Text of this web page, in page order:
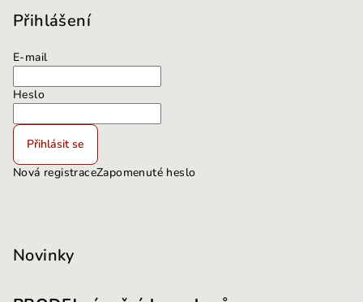
Přihlášení
E-mail
Heslo
Přihlásit se
Nová registraceZapomenuté heslo
Novinky